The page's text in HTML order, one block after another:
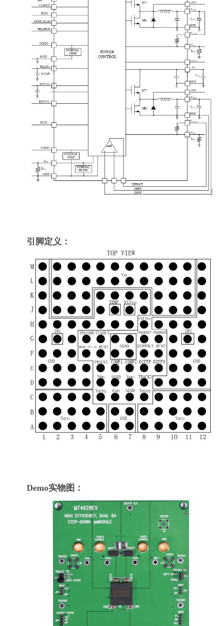
引脚定义：
Demo实物图：